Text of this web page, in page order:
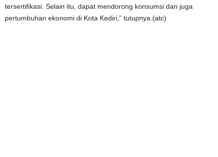
tersertifikasi. Selain itu, dapat mendorong konsumsi dan juga
pertumbuhan ekonomi di Kota Kediri,” tutupnya.(atc)